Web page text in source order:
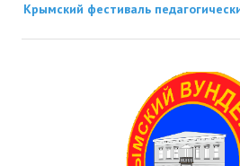
Крымский фестиваль